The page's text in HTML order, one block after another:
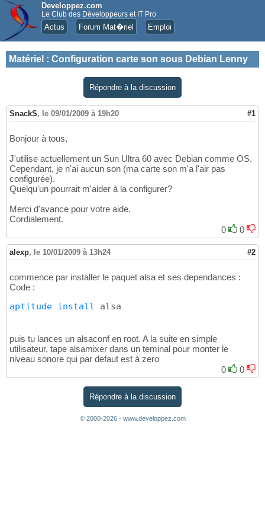
Developpez.com
Le Club des Développeurs et IT Pro
Actus Forum Mat�riel Emploi
Matériel : Configuration carte son sous Debian Lenny
Répondre à la discussion
SnackS, le 09/01/2009 à 19h20 #1
Bonjour à tous,
J'utilise actuellement un Sun Ultra 60 avec Debian comme OS.
Cependant, je n'ai aucun son (ma carte son m'a l'air pas
configurée).
Quelqu'un pourrait m'aider à la configurer?
Merci d'avance pour votre aide.
Cordialement.
0
0
alexp, le 10/01/2009 à 13h24 #2
commence par installer le paquet alsa et ses dependances :
Code :
aptitude install alsa
puis tu lances un alsaconf en root. A la suite en simple
utilisateur, tape alsamixer dans un teminal pour monter le
niveau sonore qui par defaut est à zero
0
0
Répondre à la discussion
© 2000-2026 - www.developpez.com